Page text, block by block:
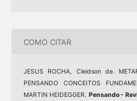
COMO CITAR
JESUS ROCHA, Cleidson de.
PENSANDO CONCEITOS
MARTIN HEIDEGGER. Pensando -